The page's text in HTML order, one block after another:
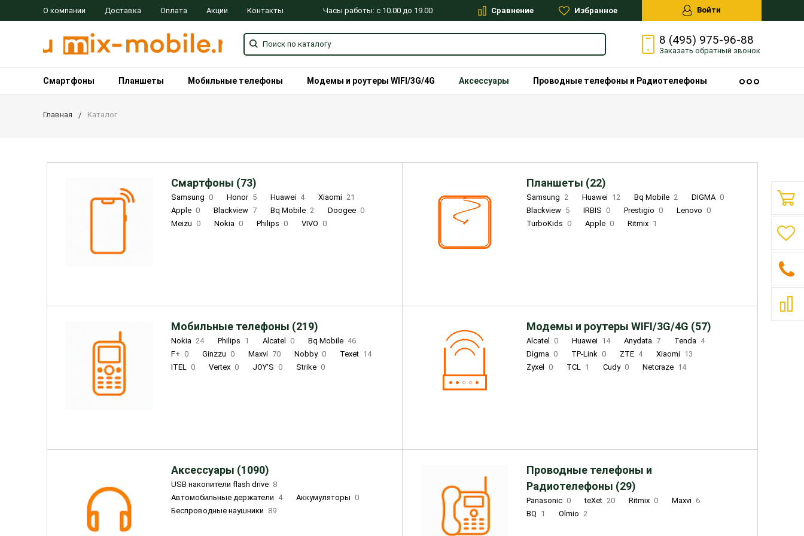
О компании Доставка Оплата Акции Контакты Часы работы: с 10.00 до 19.00 Сравнение Избранное Войти
8 (495) 975-96-88
Заказать обратный звонок
Смартфоны Планшеты Мобильные телефоны Модемы и роутеры WIFI/3G/4G Аксессуары Проводные телефоны и Радиотелефоны
Главная Каталог
Смартфоны (73)
Samsung 0 Honor 5 Huawei 4 Xiaomi 21
Apple 0 Blackview 7 Bq Mobile 2 Doogee 0
Meizu 0 Nokia 0 Philips 0 VIVO 0
Планшеты (22)
Samsung 2 Huawei 12 Bq Mobile 2 DIGMA 0
Blackview 5 IRBIS 0 Prestigio 0 Lenovo 0
TurboKids 0 Apple 0 Ritmix 1
Мобильные телефоны (219)
Nokia 24 Philips 1 Alcatel 0 Bq Mobile 46
F+ 0 Ginzzu 0 Maxvi 70 Nobby 0 Texet 14
ITEL 0 Vertex 0 JOY'S 0 Strike 0
Модемы и роутеры WIFI/3G/4G (57)
Alcatel 0 Huawei 14 Anydata 7 Tenda 4
Digma 0 TP-Link 0 ZTE 4 Xiaomi 13
Zyxel
0 TCL 1 Cudy 0 Netcraze 14
Аксессуары (1090)
USB накопители flash drive 8
Автомобильные держатели 4 Аккумуляторы 0
Беспроводные наушники 89
Проводные телефоны и
Радиотелефоны (29)
Panasonic 0 teXet 20 Ritmix 0 Maxvi 6
BQ 1 Olmio 2